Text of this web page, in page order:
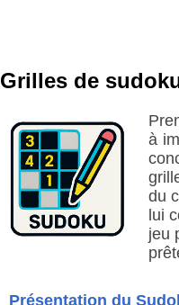
Grilles de
à
du
lui
jeu
Présentation du